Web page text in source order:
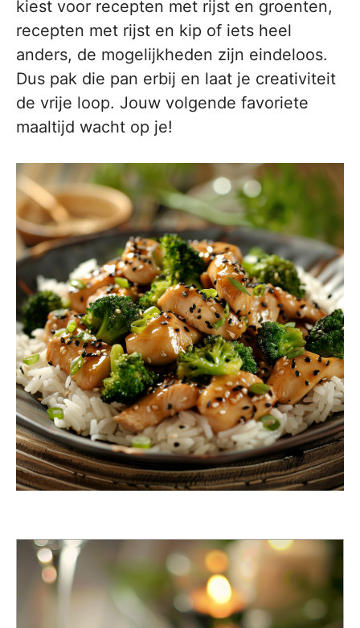
kiest voor recepten met rijst en groenten,
recepten met rijst en kip of iets heel
anders, de mogelijkheden zijn eindeloos.
Dus pak die pan erbij en laat je creativiteit
de vrije loop. Jouw volgende favoriete
maaltijd wacht op je!